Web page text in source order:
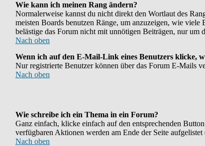
Wie kann ich meinen Rang ändern?
Normalerweise kannst du nicht direkt den Wortlaut des
meisten Boards benutzen Ränge, um anzuzeigen, wie
belästige das Forum nicht mit unnötigen Beiträgen, nur
Nach oben
Wenn ich auf den E-Mail-Link eines Benutzers klicke,
Nur registrierte Benutzer können über das Forum E-Mails
Nach oben
Wie schreibe ich ein Thema in ein Forum?
Ganz einfach, klicke einfach auf den entsprechenden
verfügbaren Aktionen werden am Ende der Seite aufgelistet
Nach oben